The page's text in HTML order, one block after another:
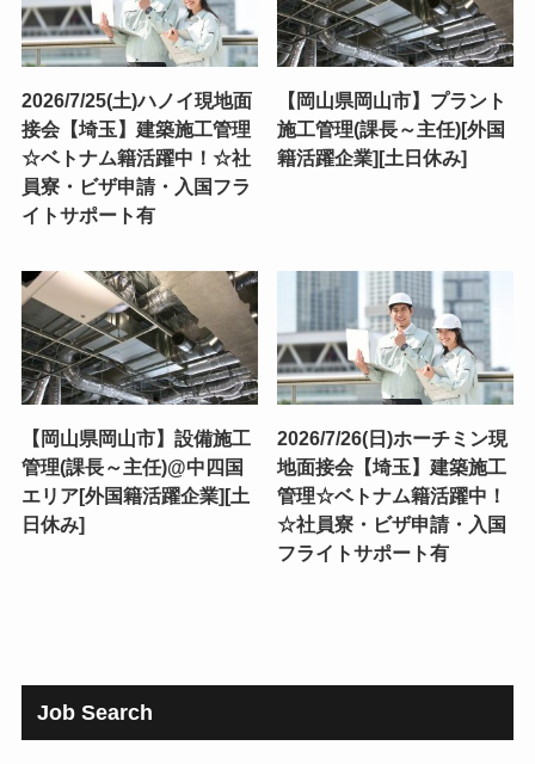
2026/7/25(土)ハノイ現地面
接会【埼玉】建築施工管理
☆ベトナム籍活躍中！☆社
員寮・ビザ申請・入国フラ
イトサポート有
【岡山県岡山市】プラント
施工管理(課長～主任)[外国
籍活躍企業][土日休み]
【岡山県岡山市】設備施工
管理(課長～主任)@中四国
エリア[外国籍活躍企業][土
日休み]
2026/7/26(日)ホーチミン現
地面接会【埼玉】建築施工
管理☆ベトナム籍活躍中！
☆社員寮・ビザ申請・入国
フライトサポート有
Job Search